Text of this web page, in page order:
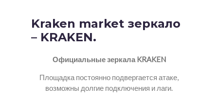
Kraken market зеркало
– KRAKEN.
Официальные зеркала KRAKEN
Площадка постоянно подвергается атаке,
возможны долгие подключения и лаги.